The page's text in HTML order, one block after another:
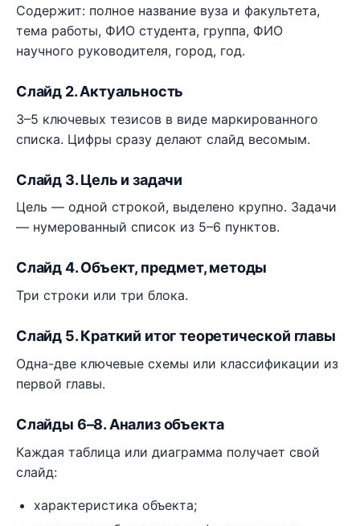
Содержит: полное название вуза и факультета,
тема работы, ФИО студента, группа, ФИО
научного руководителя, город, год.
Слайд 2. Актуальность
3–5 ключевых тезисов в виде маркированного
списка. Цифры сразу делают слайд весомым.
Слайд 3. Цель и задачи
Цель — одной строкой, выделено крупно. Задачи
— нумерованный список из 5–6 пунктов.
Слайд 4. Объект, предмет, методы
Три строки или три блока.
Слайд 5. Краткий итог теоретической главы
Одна-две ключевые схемы или классификации из
первой главы.
Слайды 6–8. Анализ объекта
Каждая таблица или диаграмма получает свой
слайд:
характеристика объекта;